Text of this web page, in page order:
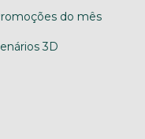
do mês
3D